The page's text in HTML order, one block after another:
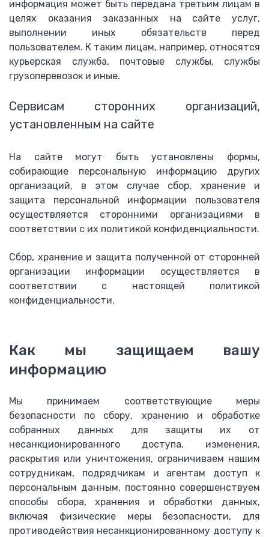
информация может быть передана третьим лицам в
целях оказания заказанных на сайте услуг,
выполнении иных обязательств перед
пользователем. К таким лицам, например, относятся
курьерская служба, почтовые службы, службы
грузоперевозок и иные.
Сервисам сторонних организаций,
установленным на сайте
На сайте могут быть установлены формы,
собирающие персональную информацию других
организаций, в этом случае сбор, хранение и
защита персональной информации пользователя
осуществляется сторонними организациями в
соответствии с их политикой конфиденциальности.
Сбор, хранение и защита полученной от сторонней
организации информации осуществляется в
соответствии с настоящей политикой
конфиденциальности.
Как мы защищаем вашу
информацию
Мы принимаем соответствующие меры
безопасности по сбору, хранению и обработке
собранных данных для защиты их от
несанкционированного доступа, изменения,
раскрытия или уничтожения, ограничиваем нашим
сотрудникам, подрядчикам и агентам доступ к
персональным данным, постоянно совершенствуем
способы сбора, хранения и обработки данных,
включая физические меры безопасности, для
противодействия несанкционированному доступу к